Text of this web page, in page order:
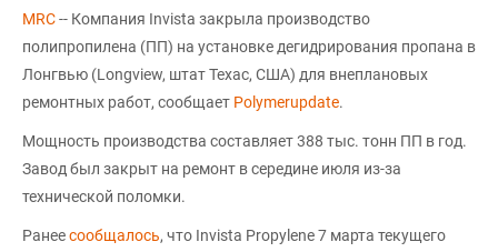
MRC-- Компания Invista закрыла производство
полипропилена (ПП) на установке дегидрирования пропана в
Лонгвью (Longview, штат Техас, США) для внеплановых
ремонтных работ, сообщает Polymerupdate.
Мощность производства составляет 388 тыс. тонн ПП в год.
Завод был закрыт на ремонт в середине июля из-за
технической поломки.
Ранеесообщалось, что Invista Propylene 7 марта текущего